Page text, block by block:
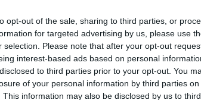
opt-out of the sale, sharing to third parties, or
for targeted advertising by us, please use
selection. Please note that after your opt-out
interest-based ads based on personal
to third parties prior to your opt-out. You
of your personal information by third parties on
This information may also be disclosed by us to
989 peräkkäisen ottelun verran. Kessel on
ainuttakaan. Kesselin teräsmiesputki alkoi
Toronto Maple Leafsin ja Kessel oli
nousi teräsmiestilastossa tasoihin Keith